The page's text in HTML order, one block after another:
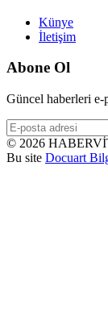
Künye
İletişim
Abone Ol
Güncel haberleri e-
© 2026
Bu site Docuart